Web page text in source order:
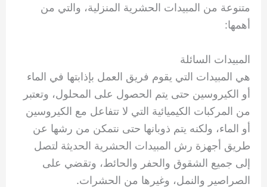
متنوعة من المبيدات الحشرية المنزلية، والتي من
أهمها:
المبيدات السائلة
هي المبيدات التي يقوم فريق العمل بإذابتها في الماء
أو الكيروسين حتى يتم الحصول على المحلول، وتعتبر
من المركبات الكيميائية التي لا تتفاعل مع الكيروسين
أو الماء، ولكنه يتم ذوبانها حتى نتمكن من رشها عن
طريق أجهزة رش المبيدات الحشرية الحديثة لتصل
إلى جميع الشقوق والحفر والحائط، وتقضي على
الصراصير والنمل، وغيرها من الحشرات.